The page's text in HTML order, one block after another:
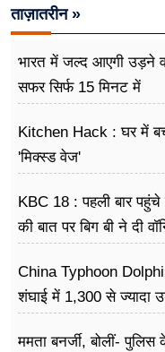
ताज़ातरीन »
भारत में जल्द आएगी उड़ने
सफर सिर्फ 15 मिनट में
Kitchen Hack : घर में
'मिक्स्ड वेज'
KBC 18 : पहली बार
की बात पर बिग बी ने दी
China Typhoon
शंघाई में 1,300 से ज्यादा
ममता बनर्जी, बोलीं-